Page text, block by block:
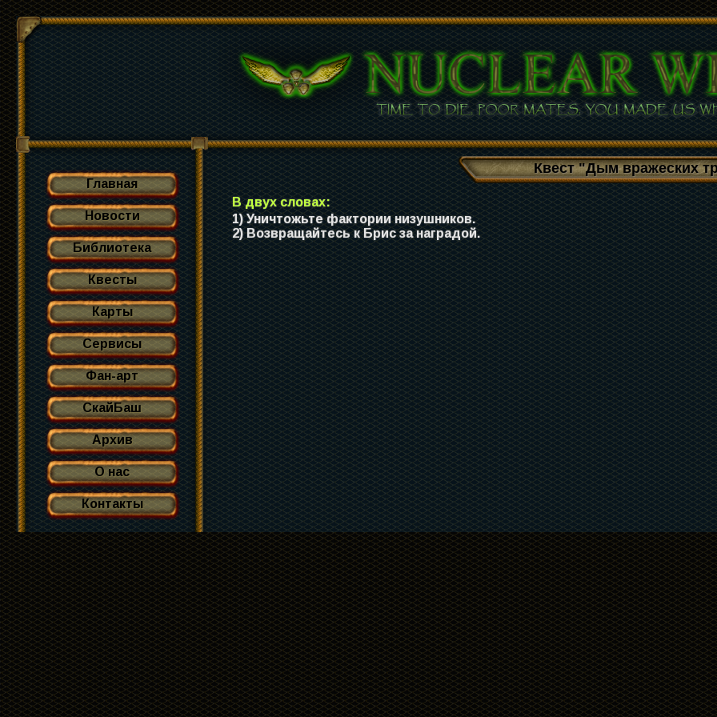
Главная
Новости
Библиотека
Квесты
Карты
Сервисы
Фан-арт
СкайБаш
Архив
О нас
Контакты
Квест "Дым вражеских
В двух словах:
1) Уничтожьте фактории низушников.
2) Возвращайтесь к Брис за наградой.